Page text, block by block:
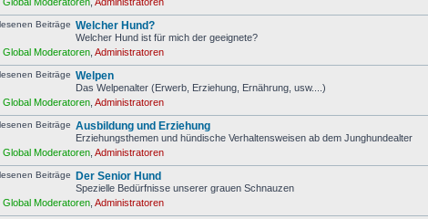
Welcher Hund?
Welcher Hund ist für mich der geeignete?
Global Moderatoren ,Administratoren
Welpen
Das Welpenalter (Erwerb, Erziehung, Ernährung, usw....)
Global Moderatoren ,Administratoren
Ausbildung und Erziehung
Erziehungsthemen und hündische Verhaltensweisen ab dem Junghundealter
Global Moderatoren ,Administratoren
Der Senior Hund
Spezielle Bedürfnisse unserer grauen Schnauzen
Global Moderatoren ,Administratoren